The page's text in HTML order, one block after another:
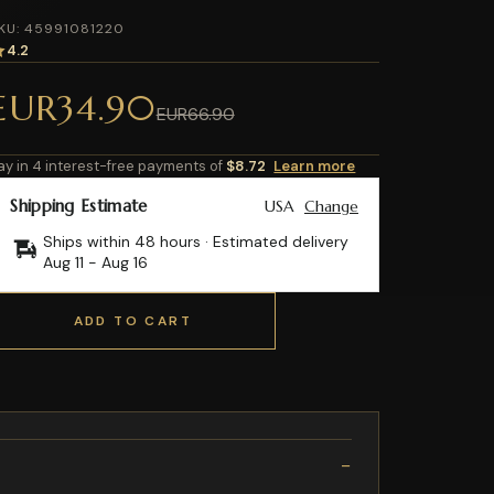
45991081220
4.2
EUR66.90
in 4 interest-free payments of $8.72 Learn more
Shipping Estimate USA Change
Ships within 48 hours · Estimated delivery
Aug 11 -Aug 16
ADD TO CART